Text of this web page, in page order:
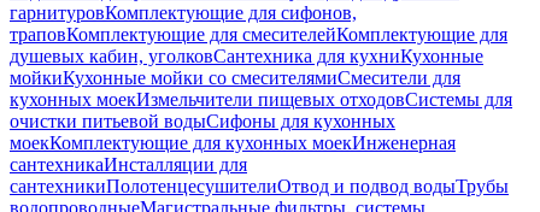
гарнитуровКомплектующие для сифонов,
траповКомплектующие для смесителейКомплектующие для
душевых кабин, уголковСантехника для кухниКухонные
мойкиКухонные мойки со смесителямиСмесители для
кухонных моекИзмельчители пищевых отходовСистемы для
очистки питьевой водыСифоны для кухонных
моекКомплектующие для кухонных моекИнженерная
сантехникаИнсталляции для
сантехникиПолотенцесушителиОтвод и подвод водыТрубы
водопроводныеМагистральные фильтры, системы